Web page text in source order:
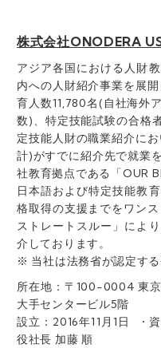
株式会社ONODERA
アジア各国における人財
内への人財紹介事業を展
育人数11,780名(自社海外
数)、特定技能試験の合格
定技能人財の職業紹介に
計)がすでに紹介先で就業
社教育拠点である「OUR
日本語および特定技能教
格取得の支援までをワン
ストレートスルー」によ
介しております。
※ 当社は法務省が認定する
所在地：〒100-0004 東
大手センタービル5階
設立：2016年11月1日 •
役社長 加藤 順